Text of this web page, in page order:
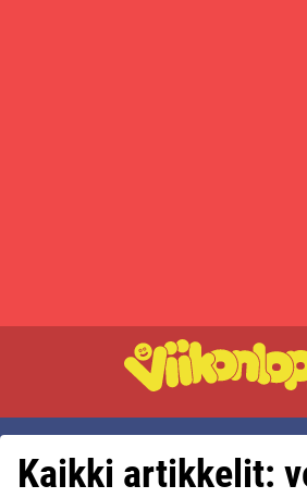
Kaikki artikkelit: